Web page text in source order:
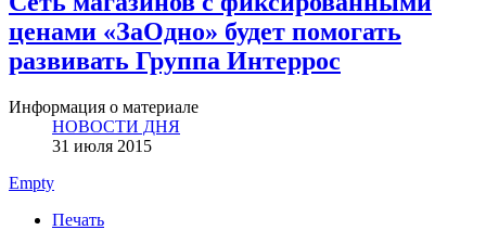
ценами «ЗаОдно» будет помогать
развивать Группа Интеррос
Информация о материале
НОВОСТИ ДНЯ
31 июля 2015
Empty
Печать